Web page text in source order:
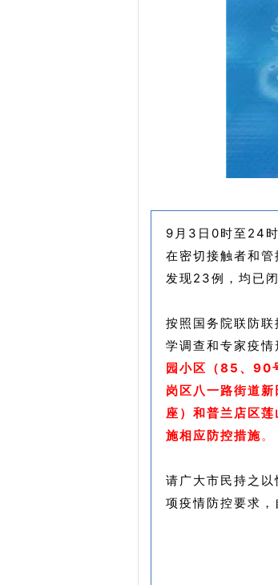
9月3日0时至24时
在密切接触者和
发现23例，均已
按照国务院联防
学调查和专家疫情
园小区（85、90
岗区八一路街道
座）和普兰店区
施相应防控措施。
请广大市民持之
项疫情防控要求，